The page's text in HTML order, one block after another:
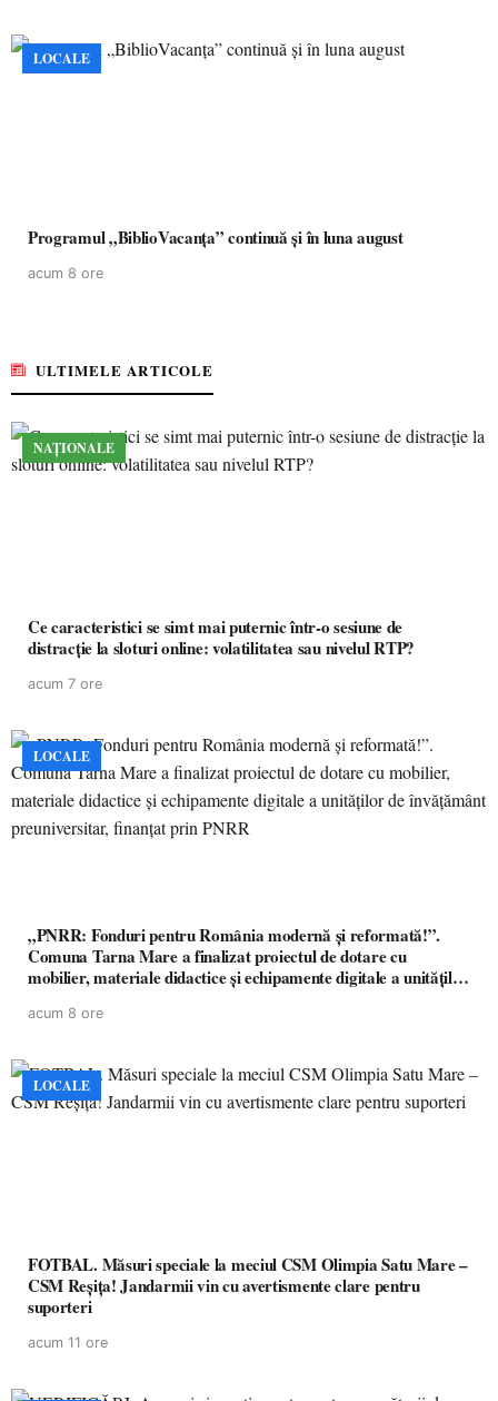
LOCALE
Programul „BiblioVacanța” continuă și în luna august
acum 8 ore
ULTIMELE ARTICOLE
NAȚIONALE
Ce caracteristici se simt mai puternic într-o sesiune de
distracție la sloturi online: volatilitatea sau nivelul RTP?
acum 7 ore
LOCALE
„PNRR: Fonduri pentru România modernă și reformată!”.
Comuna Tarna Mare a finalizat proiectul de dotare cu
mobilier, materiale didactice și echipamente digitale a unităților
acum 8 ore
LOCALE
FOTBAL. Măsuri speciale la meciul CSM Olimpia Satu Mare –
CSM Reșița! Jandarmii vin cu avertismente clare pentru
suporteri
acum 11 ore